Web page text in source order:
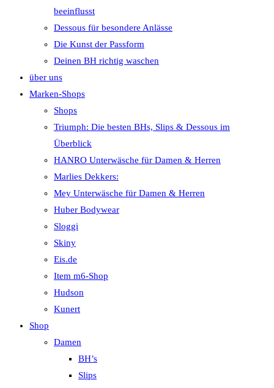
beeinflusst
Dessous für besondere Anlässe
Die Kunst der Passform
Deinen BH richtig waschen
über uns
Marken-Shops
Shops
Triumph: Die besten BHs, Slips & Dessous im
Überblick
HANRO Unterwäsche für Damen & Herren
Marlies Dekkers:
Mey Unterwäsche für Damen & Herren
Huber Bodywear
Sloggi
Skiny
Eis.de
Item m6-Shop
Hudson
Kunert
Shop
Damen
BH’s
Slips